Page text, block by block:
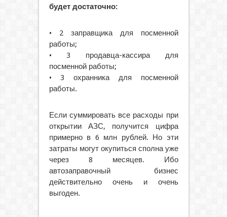
будет достаточно:
• 2 заправщика для посменной
работы;
• 3 продавца-кассира для
посменной работы;
• 3 охранника для посменной
работы.
Если суммировать все расходы при
открытии АЗС, получится цифра
примерно в 6 млн рублей. Но эти
затраты могут окупиться сполна уже
через 8 месяцев. Ибо
автозаправочный бизнес
действительно очень и очень
выгоден.